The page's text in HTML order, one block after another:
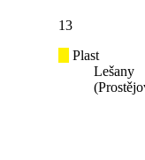
13
Plast
Lešany